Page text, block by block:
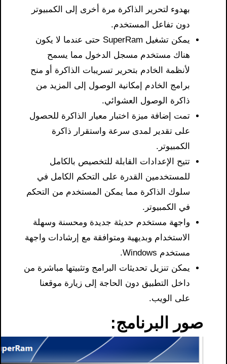
بهدوء لتحرير الذاكرة مرة أخرى إلى الكمبيوتر
دون تفاعل المستخدم.
يمكن تشغيل SuperRam حتى عندما لا يكون
هناك مستخدم مسجل الدخول مما يسمح
لأنظمة الخادم بتحرير تسريبات الذاكرة أو منح
برامج الخادم إمكانية الوصول إلى المزيد من
ذاكرة الوصول العشوائي.
تمت إضافة ميزة اختبار معيار الذاكرة للحصول
على تقدير لمدى سرعة واستقرار ذاكرة
الكمبيوتر.
تتيح الإعدادات القابلة للتخصيص بالكامل
للمستخدمين القدرة على التحكم الكامل في
سلوك الذاكرة مما يمكن المستخدم من التحكم
في الكمبيوتر.
واجهة مستخدم حديثة جديدة ومحسنة وسهلة
الاستخدام وبديهية ومتوافقة مع إرشادات واجهة
مستخدم Windows.
يمكن تنزيل تحديثات البرامج وتثبيتها مباشرة من
داخل التطبيق دون الحاجة إلى زيارة موقعنا
على الويب.
صور البرنامج: